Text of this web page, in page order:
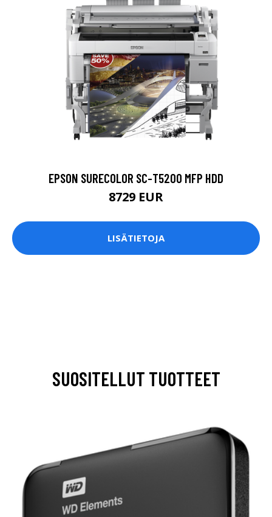
EPSON SURECOLOR SC-T5200 MFP HDD
8729 EUR
LISÄTIETOJA
SUOSITELLUT TUOTTEET